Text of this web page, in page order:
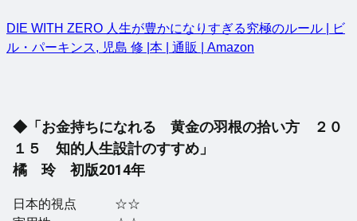
DIE WITH ZERO 人生が豊かになりすぎる究極のルール | ビ
ル・パーキンス, 児島 修 |本 | 通販 | Amazon
◆「お金持ちになれる 黄金の羽根の拾い方 ２０
１５ 知的人生設計のすすめ」
橘 玲 初版2014年
日本的視点 ☆☆